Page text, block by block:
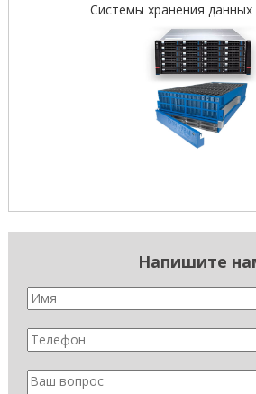
Системы хранения данных
Напишите